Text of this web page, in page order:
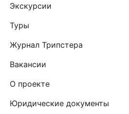
Экскурсии
Туры
Журнал Трипстера
Вакансии
О проекте
Юридические документы